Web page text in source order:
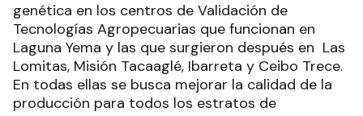
genética en los centros de Validación de
Tecnologías Agropecuarias que funcionan en
Laguna Yema y las que surgieron después en Las
Lomitas, Misión Tacaaglé, Ibarreta y Ceibo Trece.
En todas ellas se busca mejorar la calidad de la
producción para todos los estratos de